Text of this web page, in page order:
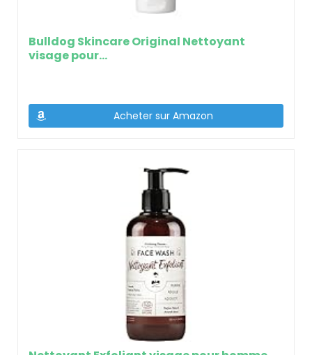
Bulldog Skincare Original Nettoyant
visage pour...
Acheter sur Amazon